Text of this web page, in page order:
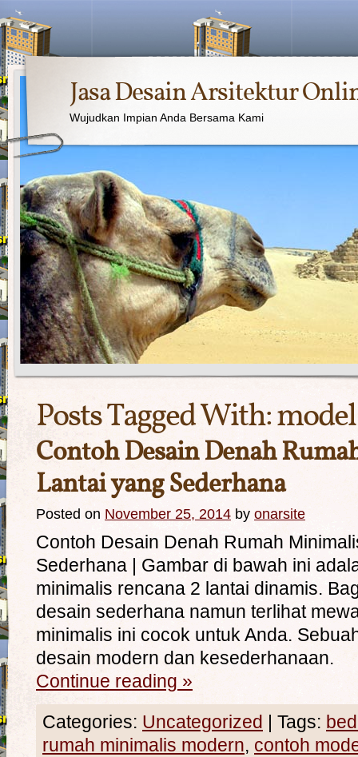
Jasa Desain Arsitektur
Wujudkan Impian Anda Bersama Kami
Posts Tagged With:
Contoh Desain Denah
Lantai yang Sederhana
Posted on November 25, 2014 by onarsite
Contoh Desain Denah Rumah
Sederhana | Gambar di bawah ini
minimalis rencana 2 lantai dinamis.
desain sederhana namun terlihat
minimalis ini cocok untuk Anda.
desain modern dan
Continue reading »
Categories: Uncategorized | Tags:
rumah minimalis modern, contoh